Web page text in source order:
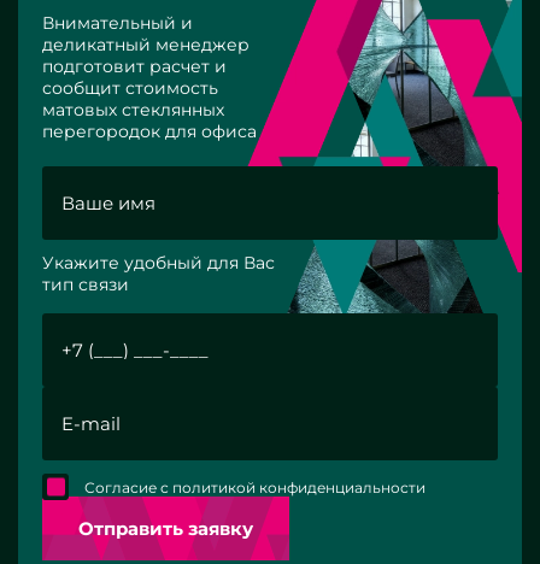
Внимательный и
деликатный менеджер
подготовит расчет и
сообщит стоимость
матовых стеклянных
перегородок для офиса
Укажите удобный для Вас
тип связи
Отправить заявку
Согласие с политикой конфиденциальности